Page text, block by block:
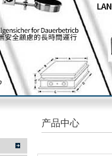
产品中心